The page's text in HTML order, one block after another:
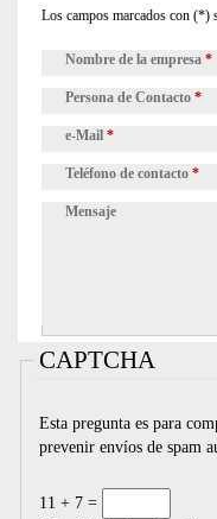
Los campos marcados con (*)
Nombre de la empresa *
Persona de Contacto *
e-Mail *
Teléfono de contacto *
Mensaje
CAPTCHA
Esta pregunta es para
prevenir envíos de spam
11 + 7 =